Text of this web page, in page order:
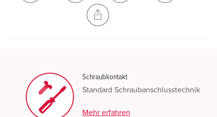
Schraubkontakt
Standard Schraubanschlusstechnik
Mehr erfahren